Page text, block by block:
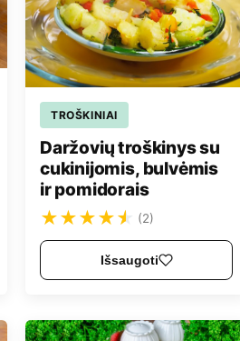
TROŠKINIAI
Daržovių troškinys su
cukinijomis, bulvėmis
ir pomidorais
★★★★★ (2)
Išsaugoti